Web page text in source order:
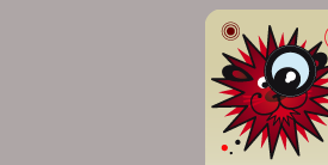
Panneau de gestion des cookies